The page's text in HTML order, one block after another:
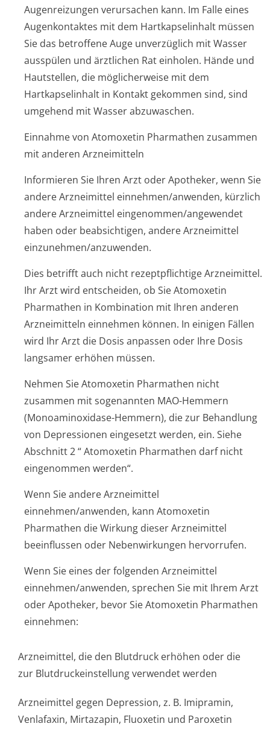
Augenreizungen verursachen kann. Im Falle eines
Augenkontaktes mit dem Hartkapselinhalt müssen
Sie das betroffene Auge unverzüglich mit Wasser
ausspülen und ärztlichen Rat einholen. Hände und
Hautstellen, die möglicherweise mit dem
Hartkapselinhalt in Kontakt gekommen sind, sind
umgehend mit Wasser abzuwaschen.
Einnahme von Atomoxetin Pharmathen zusammen
mit anderen Arzneimitteln
Informieren Sie Ihren Arzt oder Apotheker, wenn Sie
andere Arzneimittel einnehmen/anwenden, kürzlich
andere Arzneimittel eingenommen/an­gewendet
haben oder beabsichtigen, andere Arzneimittel
einzunehmen/an­zuwenden.
Dies betrifft auch nicht rezeptpflichtige Arzneimittel.
Ihr Arzt wird entscheiden, ob Sie Atomoxetin
Pharmathen in Kombination mit Ihren anderen
Arzneimitteln einnehmen können. In einigen Fällen
wird Ihr Arzt die Dosis anpassen oder Ihre Dosis
langsamer erhöhen müssen.
Nehmen Sie Atomoxetin Pharmathen nicht
zusammen mit sogenannten MAO-Hemmern
(Monoaminoxidase-Hemmern), die zur Behandlung
von Depressionen eingesetzt werden, ein. Siehe
Abschnitt 2 “ Atomoxetin Pharmathen darf nicht
eingenommen werden“.
Wenn Sie andere Arzneimittel
einnehmen/anwenden, kann Atomoxetin
Pharmathen die Wirkung dieser Arzneimittel
beeinflussen oder Nebenwirkungen hervorrufen.
Wenn Sie eines der folgenden Arzneimittel
einnehmen/anwenden, sprechen Sie mit Ihrem Arzt
oder Apotheker, bevor Sie Atomoxetin Pharmathen
einnehmen:
Arzneimittel, die den Blutdruck erhöhen oder die
zur Blutdruckeinste­llung verwendet werden
Arzneimittel gegen Depression, z. B. Imipramin,
Venlafaxin, Mirtazapin, Fluoxetin und Paroxetin